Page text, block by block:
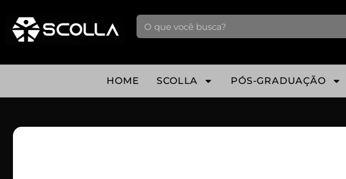
HOME SCOLLA PÓS-GRADUAÇÃO